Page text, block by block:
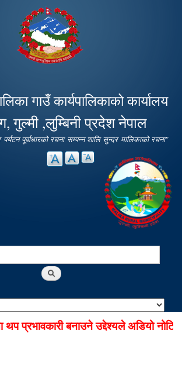
main
content
गाउँ कार्यपालिकाको कार्यालय
गुल्मी ,लुम्बिनी प्रदेश नेपाल
पर्यटन पूर्वाधारको रचना सम्पन्न शालि सुन्दर मालिकाको रचना"
प्रभावकारी बनाउने उद्देश्यले अडियो